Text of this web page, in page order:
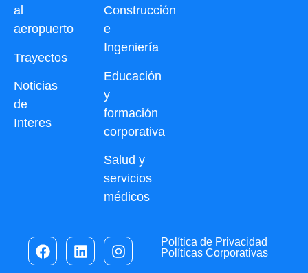
al
aeropuerto
Trayectos
Noticias
de
Interes
Construcción
e
Ingeniería
Educación
y
formación
corporativa
Salud y
servicios
médicos
Política de Privacidad
Políticas Corporativas